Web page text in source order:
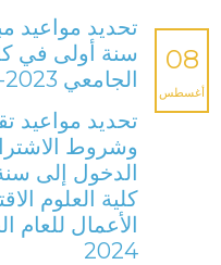
08
أغسطس
تحديد مواعيد
سنة أولى في
الجامعي 2023-2024
تحديد مواعيد
وشروط
الدخول إلى
كلية العلوم
2024